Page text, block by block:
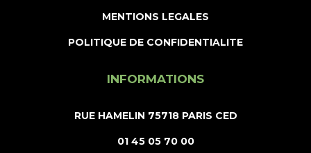
MENTIONS LEGALES
POLITIQUE DE CONFIDENTIALITE
INFORMATIONS
RUE HAMELIN 75718 PARIS CED
01 45 05 70 00